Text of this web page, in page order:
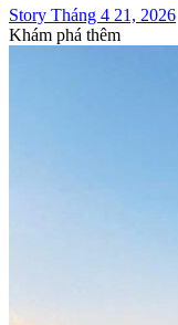
Story Tháng 4 21, 2026
Khám phá thêm